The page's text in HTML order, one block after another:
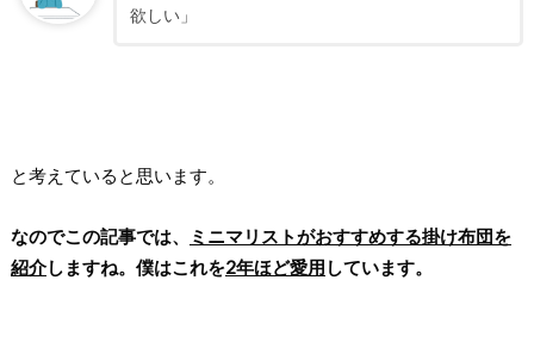
欲しい」
と考えていると思います。
なのでこの記事では、
ミニマリストがおすすめする掛け布団を
紹介しますね。僕はこれを2年ほど愛用 しています。